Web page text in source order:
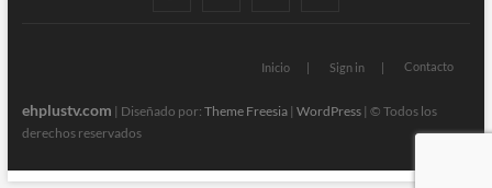
Inicio Sign in Contacto
ehplustv.com | Diseñado por: Theme Freesia| WordPress| © Todos los
derechos reservados